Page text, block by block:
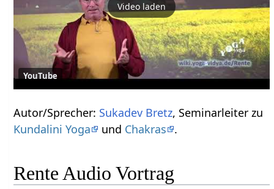
Video laden
YouTube
Autor/Sprecher: Sukadev Bretz, Seminarleiter zu
Kundalini Yoga
und Chakras .
Rente Audio Vortrag